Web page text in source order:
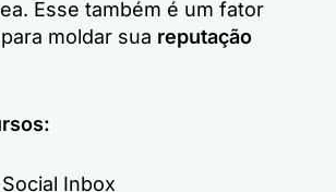
Esse também é um fator
moldar sua reputação
Inbox